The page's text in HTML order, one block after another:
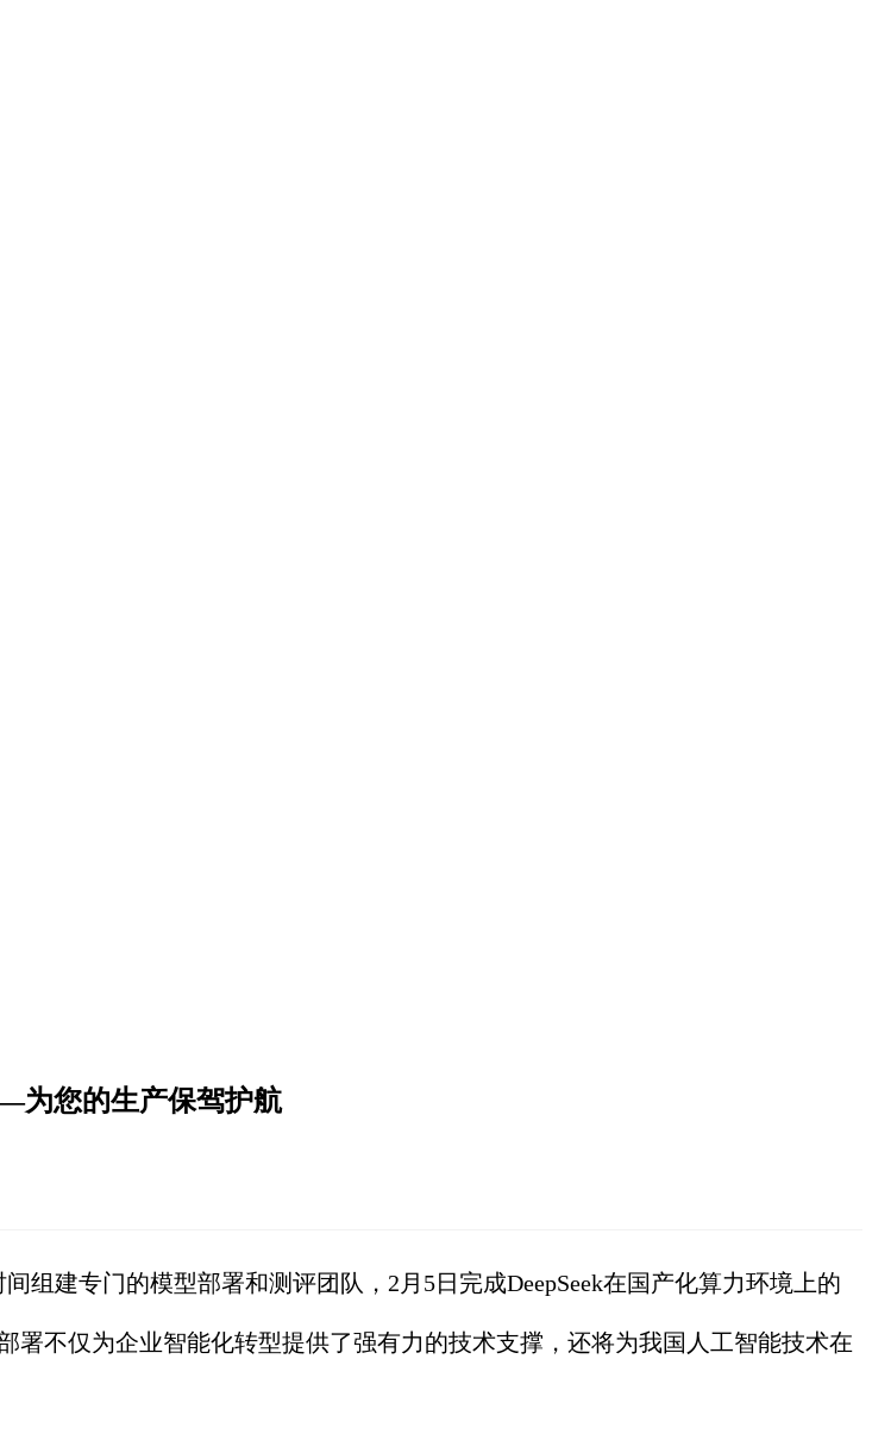
为您的生产保驾护航
组建专门的模型部署和测评团队，2月5日完成DeepSeek在国产化算力环境上的
不仅为企业智能化转型提供了强有力的技术支撑，还将为我国人工智能技术在